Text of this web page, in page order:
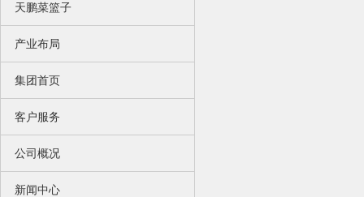
天鹏菜篮子
产业布局
集团首页
客户服务
公司概况
新闻中心